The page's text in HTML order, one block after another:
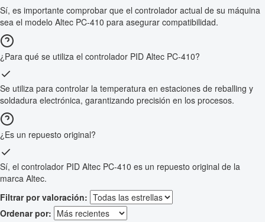
Sí, es importante comprobar que el controlador actual de su máquina
sea el modelo Altec PC-410 para asegurar compatibilidad.
¿Para qué se utiliza el controlador PID Altec PC-410?
Se utiliza para controlar la temperatura en estaciones de reballing y
soldadura electrónica, garantizando precisión en los procesos.
¿Es un repuesto original?
Sí, el controlador PID Altec PC-410 es un repuesto original de la
marca Altec.
Filtrar por valoración:
Ordenar por: